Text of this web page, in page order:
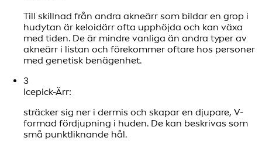
Till skillnad från andra akneärr som bildar en grop i
hudytan är keloidärr ofta upphöjda och kan växa
med tiden. De är mindre vanliga än andra typer av
akneärr i listan och förekommer oftare hos personer
med genetisk benägenhet.
3
Icepick-Ärr:
sträcker sig ner i dermis och skapar en djupare, V-
formad fördjupning i huden. De kan beskrivas som
små punktliknande hål.